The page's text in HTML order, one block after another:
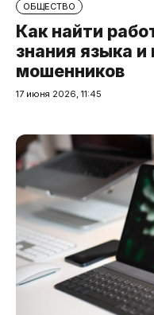
ОБЩЕСТВО
Как найти
знания языка и
мошенников
17 июня 2026, 11:45